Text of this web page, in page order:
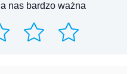
nas bardzo ważna